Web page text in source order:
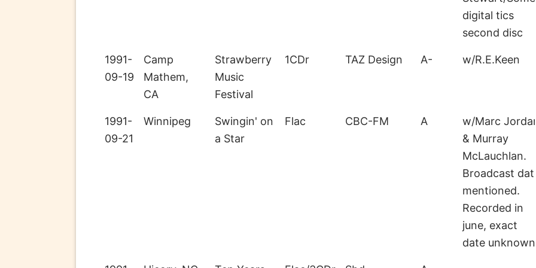
digital tics
second disc
1991-
09-19
Camp
Mathem,
CA
Strawberry
Music
Festival
1CDr TAZ Design A- w/R.E.Keen
1991-
09-21
Winnipeg
Swingin' on
a Star
Flac CBC-FM A
w/Marc Jordan
& Murray
McLauchlan.
Broadcast date
mentioned.
Recorded in
june, exact
date unknown.